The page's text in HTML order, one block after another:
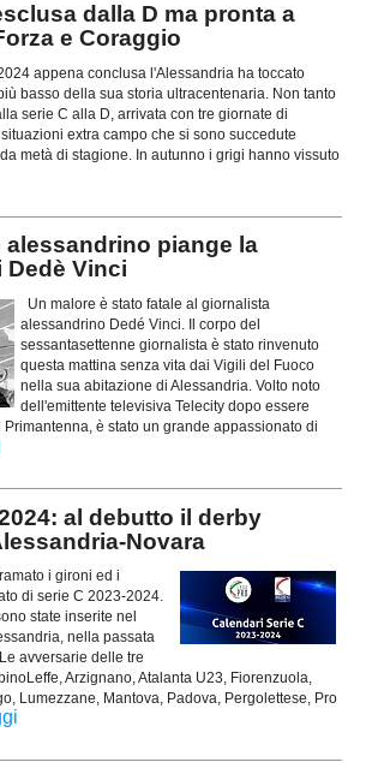
dalla D ma pronta a
e Coraggio
appena conclusa l'Alessandria ha toccato
basso della sua storia ultracentenaria. Non tanto
serie C alla D, arrivata con tre giornate di
extra campo che si sono succedute
metà di stagione. In autunno i grigi hanno vissuto
alessandrino piange la
Vinci
Un malore è stato fatale al giornalista
alessandrino Dedé Vinci. Il corpo del
sessantasettenne giornalista è stato rinvenuto
questa mattina senza vita dai Vigili del Fuoco
nella sua abitazione di Alessandria. Volto noto
dell'emittente televisiva Telecity dopo essere
è stato un grande appassionato di
al debutto il derby
Novara
i gironi ed i
di serie C 2023-2024.
state inserite nel
nella passata
avversarie delle tre
Arzignano, Atalanta U23, Fiorenzuola,
Lumezzane, Mantova, Padova, Pergolettese, Pro